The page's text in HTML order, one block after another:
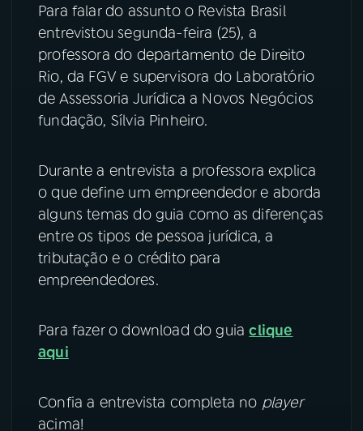
FESTIVAL DE MÚSICA
ACOMPANHE A RÁDIO NACIONAL
YouTube
TikTok
Para falar do assunto o Revista Brasil
entrevistou segunda-feira (25), a
professora do departamento de Direito
Rio, da FGV e supervisora do Laboratório
de Assessoria Jurídica a Novos Negócios
fundação, Sílvia Pinheiro.
Durante a entrevista a professora explica
o que define um empreendedor e aborda
alguns temas do guia como as diferenças
entre os tipos de pessoa jurídica, a
tributação e o crédito para
empreendedores.
Para fazer o download do guiaclique
aqui
Confia a entrevista completa no player
acima!